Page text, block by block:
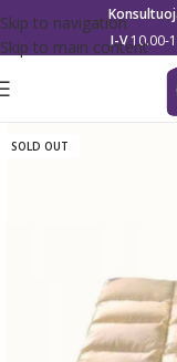
Skip to navigation
Skip to main content
I-V10.00-
SOLD OUT